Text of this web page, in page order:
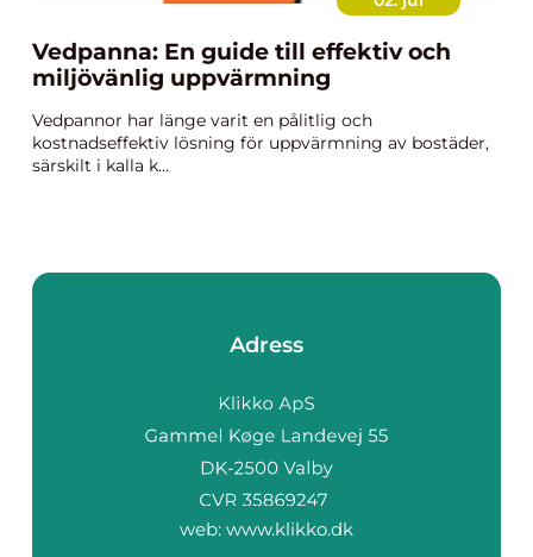
Vedpanna: En guide till effektiv och
miljövänlig uppvärmning
Vedpannor har länge varit en pålitlig och
kostnadseffektiv lösning för uppvärmning av bostäder,
särskilt i kalla k...
Adress
web: www.klikko.dk